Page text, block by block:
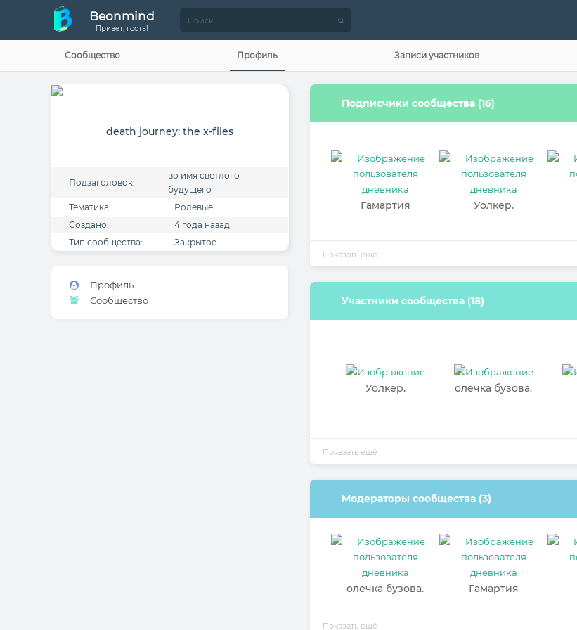
Beonmind
Привет, гость!
Сообщество Профиль Записи участников
death journey: the x-files
Подзаголовок:
во имя светлого
будущего
Тематика:
Ролевые
Создано:
4 года назад
Тип сообщества:
Закрытое
Профиль
Сообщество
Подписчики сообщества (16)
Гамартия Уолкер.
Показать ещё
Участники сообщества (18)
Уолкер. олечка бузова.
Показать ещё
Модераторы сообщества (3)
олечка бузова. Гамартия
Показать ещё